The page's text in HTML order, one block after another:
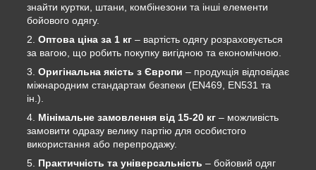
знайти куртки, штани, комбінезони та інші елементи
бойового одягу.
Оптова ціна за 1 кг – вартість одягу розраховується
за вагою, що робить покупку вигідною та економічною.
Оригінальна якість з Європи – продукція відповідає
міжнародним стандартам безпеки (EN469, EN531 та
ін.).
Мінімальне замовлення від 15-20 кг – можливість
замовити одразу велику партію для особистого
використання або перепродажу.
Практичність та універсальність – бойовий одяг